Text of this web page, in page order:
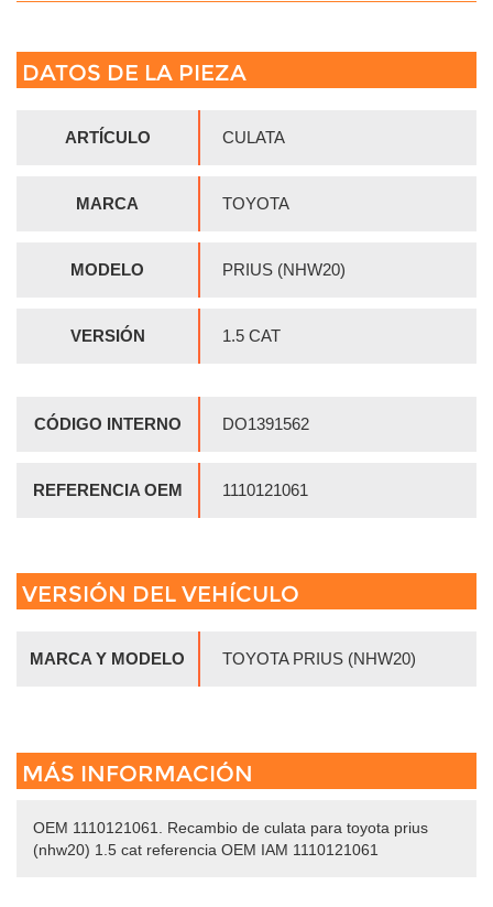
DATOS DE LA PIEZA
ARTÍCULO CULATA
MARCA TOYOTA
MODELO PRIUS (NHW20)
VERSIÓN 1.5 CAT
CÓDIGO INTERNO DO1391562
REFERENCIA OEM 1110121061
VERSIÓN DEL VEHÍCULO
MARCA Y MODELO TOYOTA PRIUS (NHW20)
MÁS INFORMACIÓN
OEM 1110121061. Recambio de culata para toyota prius
(nhw20) 1.5 cat referencia OEM IAM 1110121061